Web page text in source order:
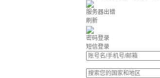
服务器出错
刷新
密码登录
短信登录